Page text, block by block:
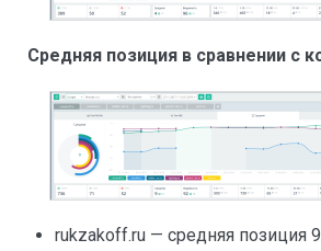
Средняя позиция в сравнении с
rukzakoff.ru — средняя позиция